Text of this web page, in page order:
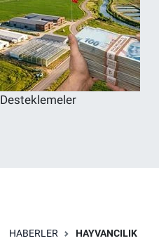
Desteklemeler
HABERLER HAYVANCILIK